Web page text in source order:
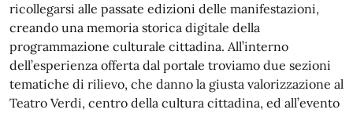
ricollegarsi alle passate edizioni delle manifestazioni,
creando una memoria storica digitale della
programmazione culturale cittadina. All’interno
dell’esperienza offerta dal portale troviamo due sezioni
tematiche di rilievo, che danno la giusta valorizzazione al
Teatro Verdi, centro della cultura cittadina, ed all’evento